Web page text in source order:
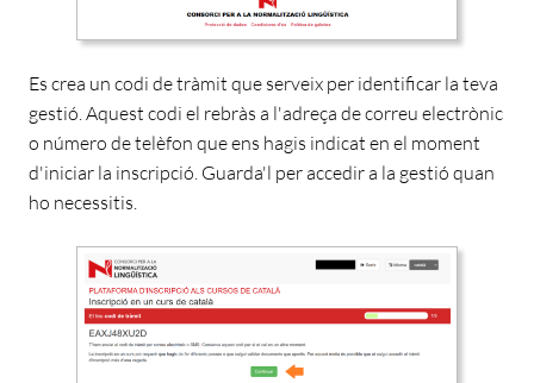
Es crea un codi de tràmit que serveix per identificar la teva
gestió. Aquest codi el rebràs a l'adreça de correu electrònic
o número de telèfon que ens hagis indicat en el moment
d'iniciar la inscripció. Guarda'l per accedir a la gestió quan
ho necessitis.